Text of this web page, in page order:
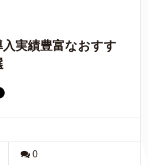
実績豊富なおすす
0